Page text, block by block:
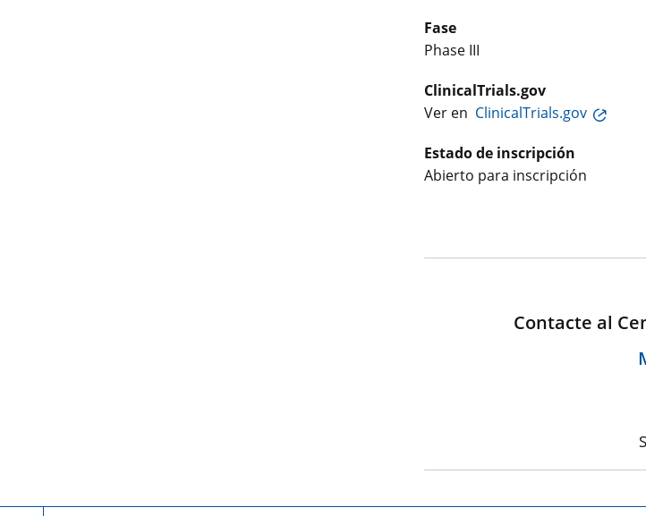
Fase
Phase III
ClinicalTrials.gov
Ver en ClinicalTrials.gov
Estado de inscripción
Abierto para inscripción
Contacte al